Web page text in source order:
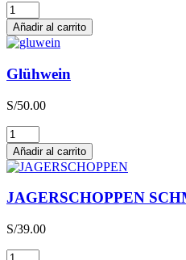
Glühpunsch
cantidad
Añadir al carrito
Glühwein
S/50.00
Glühwein
cantidad
Añadir al carrito
JAGERSCHOPPEN
S/39.00
JAGERSCHOPPEN